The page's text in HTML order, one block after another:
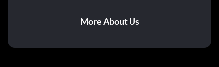
More About Us